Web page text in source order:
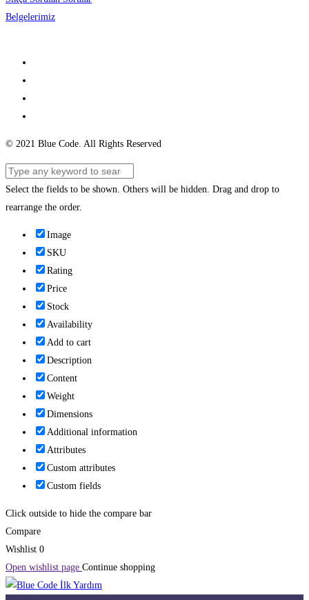
Belgelerimiz
© 2021 Blue Code. All Rights Reserved
Select the fields to be shown. Others will be hidden. Drag and drop to
rearrange the order.
Image
SKU
Rating
Price
Stock
Availability
Add to cart
Description
Content
Weight
Dimensions
Additional information
Attributes
Custom attributes
Custom fields
Click outside to hide the compare bar
Compare
Wishlist 0
Open wishlist page Continue shopping